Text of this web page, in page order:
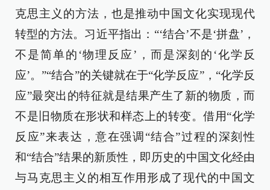
克思主义的方法，也是推动中国文化实现现代
转型的方法。习近平指出：“‘结合’不是‘拼盘’，
不是简单的‘物理反应’，而是深刻的‘化学反
应’。”“结合”的关键就在于“化学反应”，“化学反
应”最突出的特征就是结果产生了新的物质，而
不是旧物质在形状和样态上的转变。借用“化学
反应”来表达，意在强调“结合”过程的深刻性
和“结合”结果的新质性，即历史的中国文化经由
与马克思主义的相互作用形成了现代的中国文